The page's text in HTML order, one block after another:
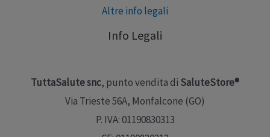
Altre info legali
Info Legali
TuttaSalute snc, punto vendita di SaluteStore®
Via Trieste 56A, Monfalcone (GO)
P. IVA: 01190830313